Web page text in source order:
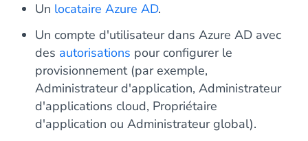
Un locataire Azure AD.
Un compte d'utilisateur dans Azure AD avec
des autorisations pour configurer le
provisionnement (par exemple,
Administrateur d'application, Administrateur
d'applications cloud, Propriétaire
d'application ou Administrateur global).